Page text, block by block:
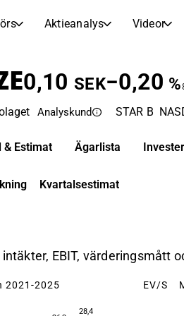
Aktieanalys Videor
Börs
Börskalender
Aktieanalys
Portfölj
inderesTV
Transkriptioner
Aktiejämförelse
Earnings Season
0,10 SEK−0,20 %
Analyskund STAR B
& Estimat Ägarlista
Kvartalsestimat
EBIT, värderingsmått
2021-2025
28,4
EV/S